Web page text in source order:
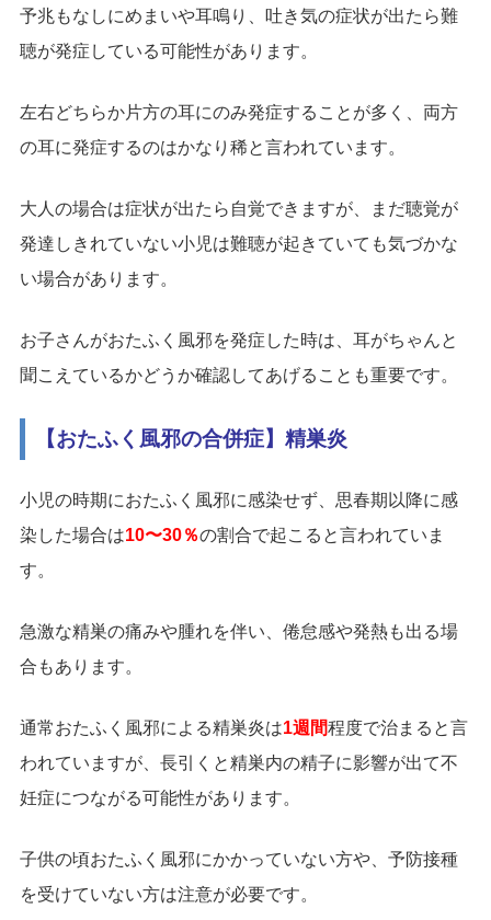
予兆もなしにめまいや耳鳴り、吐き気の症状が出たら難
聴が発症している可能性があります。
左右どちらか片方の耳にのみ発症することが多く、両方
の耳に発症するのはかなり稀と言われています。
大人の場合は症状が出たら自覚できますが、まだ聴覚が
発達しきれていない小児は難聴が起きていても気づかな
い場合があります。
お子さんがおたふく風邪を発症した時は、耳がちゃんと
聞こえているかどうか確認してあげることも重要です。
【おたふく風邪の合併症】精巣炎
小児の時期におたふく風邪に感染せず、思春期以降に感
染した場合は10〜30％の割合で起こると言われていま
す。
急激な精巣の痛みや腫れを伴い、倦怠感や発熱も出る場
合もあります。
通常おたふく風邪による精巣炎は1週間程度で治まると言
われていますが、長引くと精巣内の精子に影響が出て不
妊症につながる可能性があります。
子供の頃おたふく風邪にかかっていない方や、予防接種
を受けていない方は注意が必要です。